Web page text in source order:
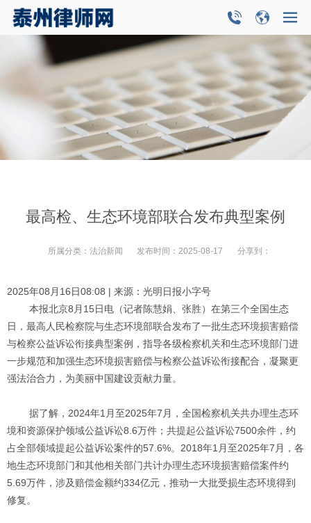
最高检、生态环境部联合发布典型案例
所属分类： 法治新闻 发布时间： 2025-08-17 分享到：
2025年08月16日08:08 | 来源：光明日报小字号
本报北京8月15日电（记者陈慧娟、张胜）在第三个全国生态
日，最高人民检察院与生态环境部联合发布了一批生态环境损害赔偿
与检察公益诉讼衔接典型案例，指导各级检察机关和生态环境部门进
一步规范和加强生态环境损害赔偿与检察公益诉讼衔接配合，凝聚更
强法治合力，为美丽中国建设贡献力量。
据了解，2024年1月至2025年7月，全国检察机关共办理生态环
境和资源保护领域公益诉讼8.6万件；共提起公益诉讼7500余件，约
占全部领域提起公益诉讼案件的57.6%。2018年1月至2025年7月，各
地生态环境部门和其他相关部门共计办理生态环境损害赔偿案件约
5.69万件，涉及赔偿金额约334亿元，推动一大批受损生态环境得到
修复。